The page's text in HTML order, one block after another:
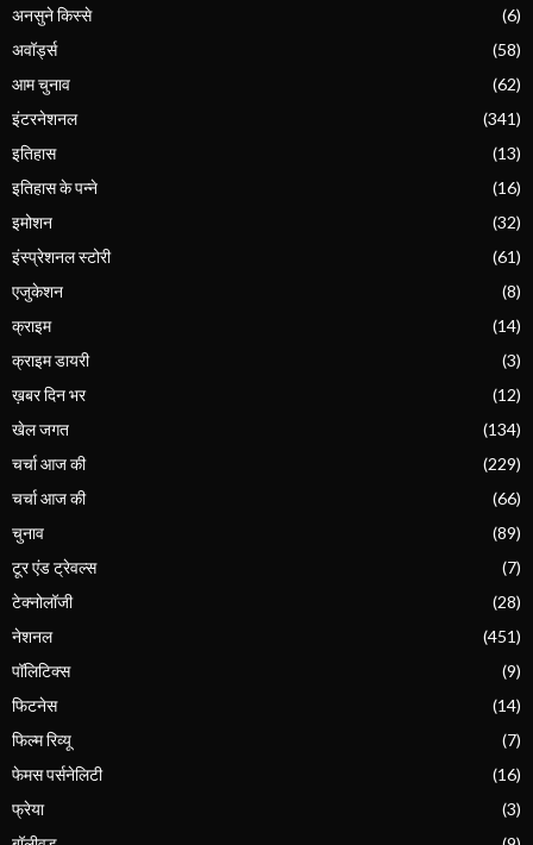
अनसुने किस्से
(6)
अवॉर्ड्स
(58)
आम चुनाव
(62)
इंटरनेशनल
(341)
इतिहास
(13)
इतिहास के पन्ने
(16)
इमोशन
(32)
इंस्प्रेशनल स्टोरी
(61)
एजुकेशन
(8)
क्राइम
(14)
क्राइम डायरी
(3)
ख़बर दिन भर
(12)
खेल जगत
(134)
चर्चा आज की
(229)
चर्चा आज की
(66)
चुनाव
(89)
टूर एंड ट्रेवल्स
(7)
टेक्नोलॉजी
(28)
नेशनल
(451)
पॉलिटिक्स
(9)
फिटनेस
(14)
फिल्म रिव्यू
(7)
फेमस पर्सनेलिटी
(16)
फ्रेया
(3)